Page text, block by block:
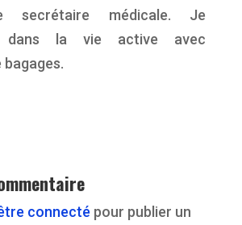
secrétaire médicale. Je
dans la vie active avec
bagages.
connecté pour publier un